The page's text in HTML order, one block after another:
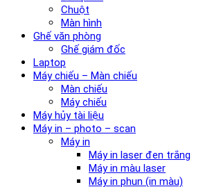
Chuột
Màn hình
Ghế văn phòng
Ghế giám đốc
Laptop
Máy chiếu – Màn chiếu
Màn chiếu
Máy chiếu
Máy hủy tài liệu
Máy in – photo – scan
Máy in
Máy in laser đen trắng
Máy in màu laser
Máy in phun (in màu)